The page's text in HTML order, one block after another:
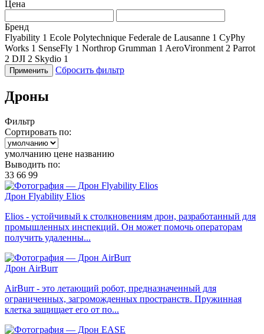
Цена
Бренд
Flyability 1 Ecole Polytechnique Federale de Lausanne 1 CyPhy
Works 1 SenseFly 1 Northrop Grumman 1 AeroVironment 2 Parrot
2 DJI 2 Skydio 1
Применить Сбросить фильтр
Дроны
Фильтр
Сортировать по:
умолчанию цене названию
Выводить по:
33 66 99
Дрон Flyability Elios
Elios - устойчивый к столкновениям дрон, разработанный для
промышленных инспекций. Он может помочь операторам
получить удаленны...
Дрон AirBurr
AirBurr - это летающий робот, предназначенный для
ограниченных, загроможденных пространств. Пружинная
клетка защищает его от по...